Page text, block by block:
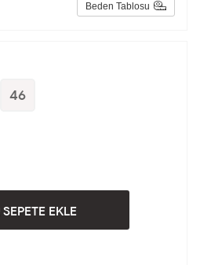
Beden Tablosu
46
SEPETE EKLE